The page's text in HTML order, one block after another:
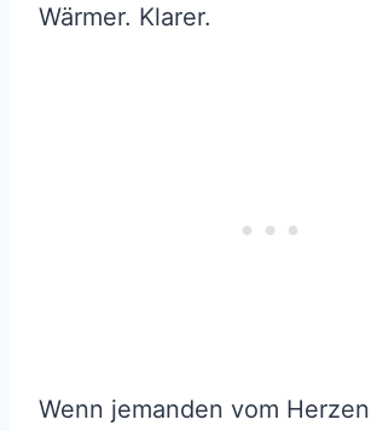
Wärmer. Klarer.
Wenn jemanden vom Herzen